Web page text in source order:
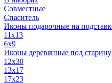
Совместные
Спаситель
Иконы подарочные на
11x13
6x9
Иконы деревянные под старину
12х30
13x17
17x23